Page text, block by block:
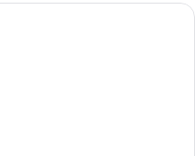
Camera d'albergo con un letto, una